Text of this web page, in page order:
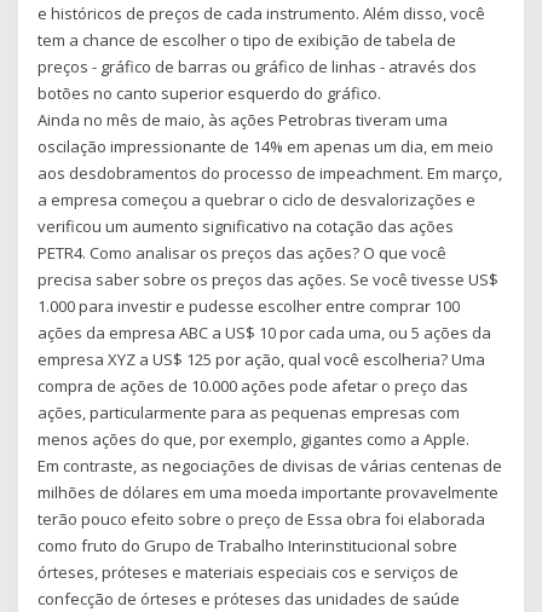
e históricos de preços de cada instrumento. Além disso, você
tem a chance de escolher o tipo de exibição de tabela de
preços - gráfico de barras ou gráfico de linhas - através dos
botões no canto superior esquerdo do gráfico.
Ainda no mês de maio, às ações Petrobras tiveram uma
oscilação impressionante de 14% em apenas um dia, em meio
aos desdobramentos do processo de impeachment. Em março,
a empresa começou a quebrar o ciclo de desvalorizações e
verificou um aumento significativo na cotação das ações
PETR4. Como analisar os preços das ações? O que você
precisa saber sobre os preços das ações. Se você tivesse US$
1.000 para investir e pudesse escolher entre comprar 100
ações da empresa ABC a US$ 10 por cada uma, ou 5 ações da
empresa XYZ a US$ 125 por ação, qual você escolheria? Uma
compra de ações de 10.000 ações pode afetar o preço das
ações, particularmente para as pequenas empresas com
menos ações do que, por exemplo, gigantes como a Apple.
Em contraste, as negociações de divisas de várias centenas de
milhões de dólares em uma moeda importante provavelmente
terão pouco efeito sobre o preço de Essa obra foi elaborada
como fruto do Grupo de Trabalho Interinstitucional sobre
órteses, próteses e materiais especiais cos e serviços de
confecção de órteses e próteses das unidades de saúde